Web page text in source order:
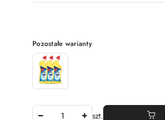
Wariant
Pozostałe warianty
szt.